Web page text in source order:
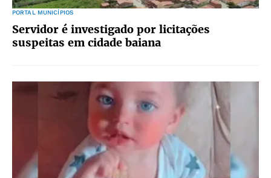
PORTAL MUNICÍPIOS
Servidor é investigado por licitações
suspeitas em cidade baiana